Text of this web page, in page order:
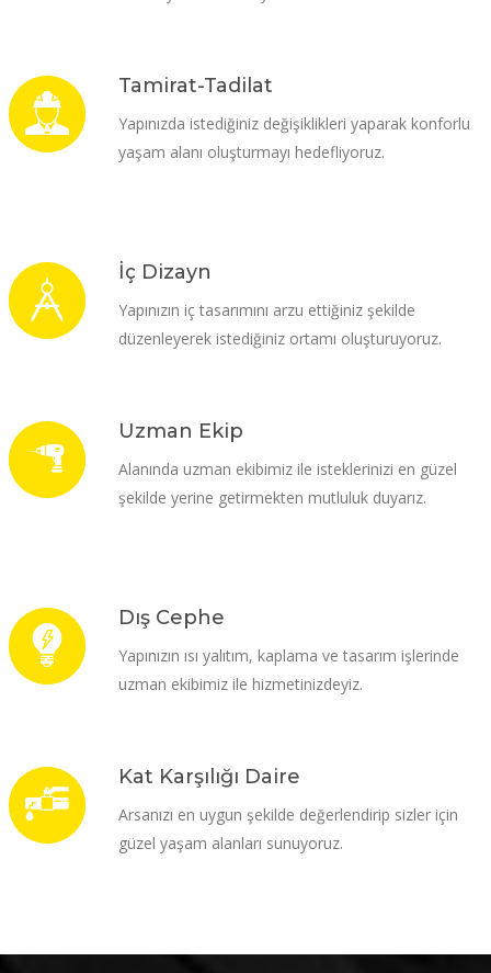
Tamirat-Tadilat
Yapınızda istediğiniz değişiklikleri yaparak konforlu
yaşam alanı oluşturmayı hedefliyoruz.
İç Dizayn
Yapınızın iç tasarımını arzu ettiğiniz şekilde
düzenleyerek istediğiniz ortamı oluşturuyoruz.
Uzman Ekip
Alanında uzman ekibimiz ile isteklerinizi en güzel
şekilde yerine getirmekten mutluluk duyarız.
Dış Cephe
Yapınızın ısı yalıtım, kaplama ve tasarım işlerinde
uzman ekibimiz ile hizmetinizdeyiz.
Kat Karşılığı Daire
Arsanızı en uygun şekilde değerlendirip sizler için
güzel yaşam alanları sunuyoruz.